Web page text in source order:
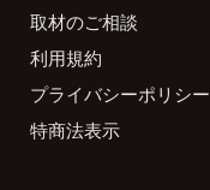
取材のご相談
利用規約
プライバシーポリシー
特商法表示